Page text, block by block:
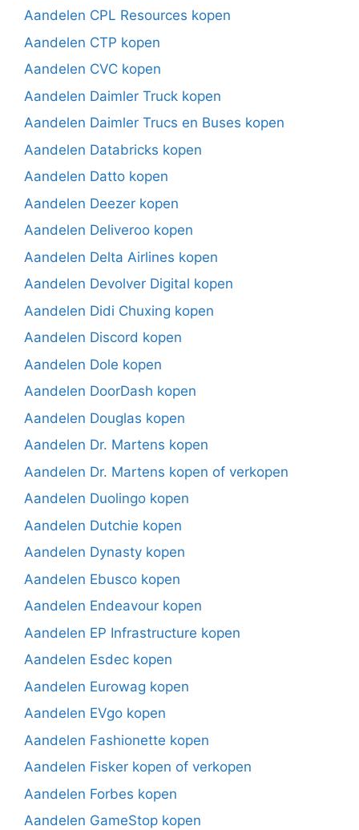
Aandelen CPL Resources kopen
Aandelen CTP kopen
Aandelen CVC kopen
Aandelen Daimler Truck kopen
Aandelen Daimler Trucs en Buses kopen
Aandelen Databricks kopen
Aandelen Datto kopen
Aandelen Deezer kopen
Aandelen Deliveroo kopen
Aandelen Delta Airlines kopen
Aandelen Devolver Digital kopen
Aandelen Didi Chuxing kopen
Aandelen Discord kopen
Aandelen Dole kopen
Aandelen DoorDash kopen
Aandelen Douglas kopen
Aandelen Dr. Martens kopen
Aandelen Dr. Martens kopen of verkopen
Aandelen Duolingo kopen
Aandelen Dutchie kopen
Aandelen Dynasty kopen
Aandelen Ebusco kopen
Aandelen Endeavour kopen
Aandelen EP Infrastructure kopen
Aandelen Esdec kopen
Aandelen Eurowag kopen
Aandelen EVgo kopen
Aandelen Fashionette kopen
Aandelen Fisker kopen of verkopen
Aandelen Forbes kopen
Aandelen GameStop kopen